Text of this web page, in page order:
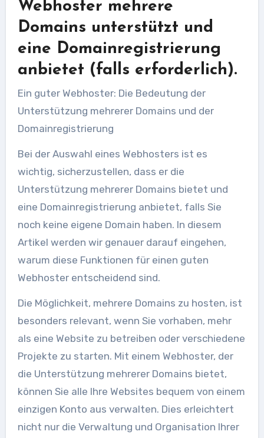
Webhoster mehrere
Domains unterstützt und
eine Domainregistrierung
anbietet (falls erforderlich).
Ein guter Webhoster: Die Bedeutung der
Unterstützung mehrerer Domains und der
Domainregistrierung
Bei der Auswahl eines Webhosters ist es
wichtig, sicherzustellen, dass er die
Unterstützung mehrerer Domains bietet und
eine Domainregistrierung anbietet, falls Sie
noch keine eigene Domain haben. In diesem
Artikel werden wir genauer darauf eingehen,
warum diese Funktionen für einen guten
Webhoster entscheidend sind.
Die Möglichkeit, mehrere Domains zu hosten, ist
besonders relevant, wenn Sie vorhaben, mehr
als eine Website zu betreiben oder verschiedene
Projekte zu starten. Mit einem Webhoster, der
die Unterstützung mehrerer Domains bietet,
können Sie alle Ihre Websites bequem von einem
einzigen Konto aus verwalten. Dies erleichtert
nicht nur die Verwaltung und Organisation Ihrer